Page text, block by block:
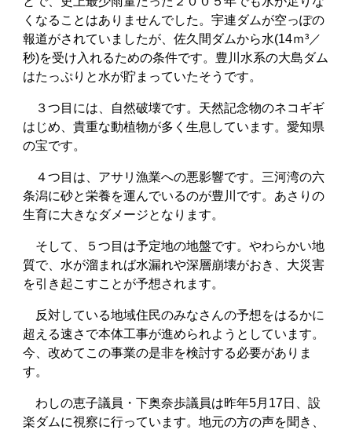
くなることはありませんでした。宇連ダムが空っぽの
報道がされていましたが、佐久間ダムから水(14ｍ³／
秒)を受け入れるための条件です。豊川水系の大島ダム
はたっぷりと水が貯まっていたそうです。
３つ目には、自然破壊です。天然記念物のネコギギ
はじめ、貴重な動植物が多く生息しています。愛知県
の宝です。
４つ目は、アサリ漁業への悪影響です。三河湾の六
条潟に砂と栄養を運んでいるのが豊川です。あさりの
生育に大きなダメージとなります。
そして、５つ目は予定地の地盤です。やわらかい地
質で、水が溜まれば水漏れや深層崩壊がおき、大災害
を引き起こすことが予想されます。
反対している地域住民のみなさんの予想をはるかに
超える速さで本体工事が進められようとしています。
今、改めてこの事業の是非を検討する必要がありま
す。
わしの恵子議員・下奥奈歩議員は昨年5月17日、設
楽ダムに視察に行っています。地元の方の声を聞き、